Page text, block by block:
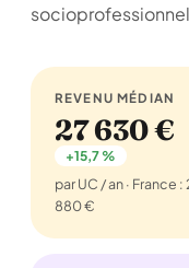
REVENU MÉDIAN
27 630 €
+15,7 %
par UC / an · France :
880 €